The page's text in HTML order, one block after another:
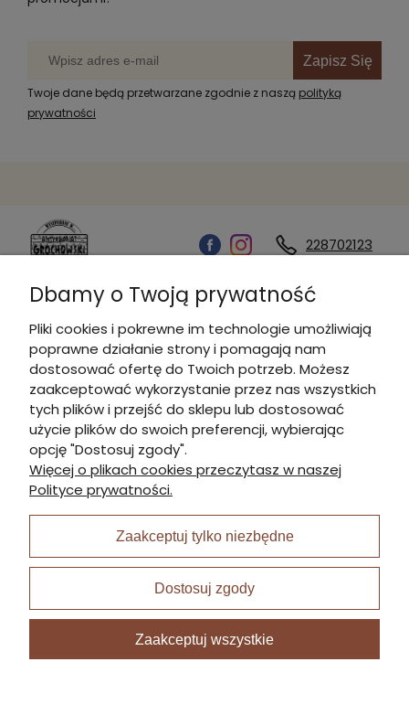
Zapisz Się
Twoje dane będą przetwarzane zgodnie z naszą polityką
prywatności
228702123
Kontakt
Informacje
Płatności i dostawa
Moje konto
I Nagroda w plabiscycie:
Dbamy o Twoją prywatność
Pliki cookies i pokrewne im technologie umożliwiają
poprawne działanie strony i pomagają nam
dostosować ofertę do Twoich potrzeb. Możesz
zaakceptować wykorzystanie przez nas wszystkich
tych plików i przejść do sklepu lub dostosować
użycie plików do swoich preferencji, wybierając
opcję "Dostosuj zgody".
Więcej o plikach cookies przeczytasz w naszej
Polityce prywatności.
Zaakceptuj tylko niezbędne
Dostosuj zgody
Zaakceptuj wszystkie